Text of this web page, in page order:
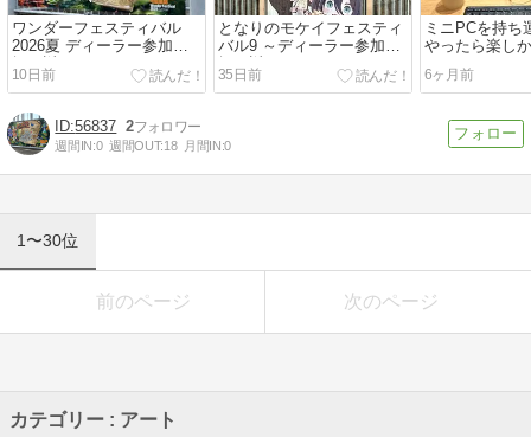
ワンダーフェスティバル
2026夏 ディーラー参加の
振り返り
10日前
となりのモケイフェスティ
バル9 ～ディーラー参加の
振り返り～
35日前
ミニPCを持ち
やったら楽し
6ヶ月前
56837 2
週間IN:0 週間OUT:18 月間IN:0
1〜30位
前のページ 次のページ
カテゴリー : アート